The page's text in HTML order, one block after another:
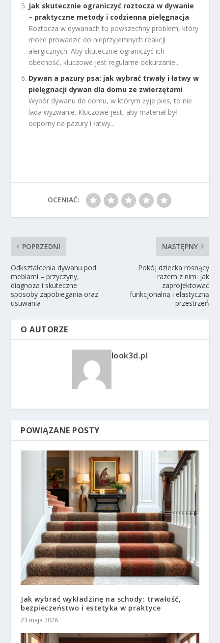
Jak skutecznie ograniczyć roztocza w dywanie
– praktyczne metody i codzienna pielęgnacja
Roztocza w dywanach to powszechny problem, który
może prowadzić do nieprzyjemnych reakcji
alergicznych. Aby skutecznie ograniczyć ich
obecność, kluczowe jest regularne odkurzanie...
Dywan a pazury psa: jak wybrać trwały i łatwy w
pielęgnacji dywan dla domu ze zwierzętami
Wybór dywanu do domu, w którym żyje pies, to nie
lada wyzwanie. Kluczowe jest, aby materiał był
odporny na pazury i łatwy...
OCENIAĆ:
POPRZEDNI
Odkształcenia dywanu pod
meblami – przyczyny,
diagnoza i skuteczne
sposoby zapobiegania oraz
usuwania
NASTĘPNY
Pokój dziecka rosnący
razem z nim: jak
zaprojektować
funkcjonalną i elastyczną
przestrzeń
O AUTORZE
look3d.pl
POWIĄZANE POSTY
Jak wybrać wykładzinę na schody: trwałość,
bezpieczeństwo i estetyka w praktyce
23 maja 2026